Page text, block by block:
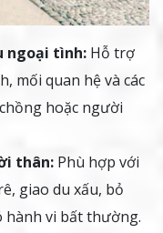
ngoại tình: Hỗ trợ
mối quan hệ và các
hoặc người
thân: Phù hợp với
giao du xấu, bỏ
hành vi bất thường.